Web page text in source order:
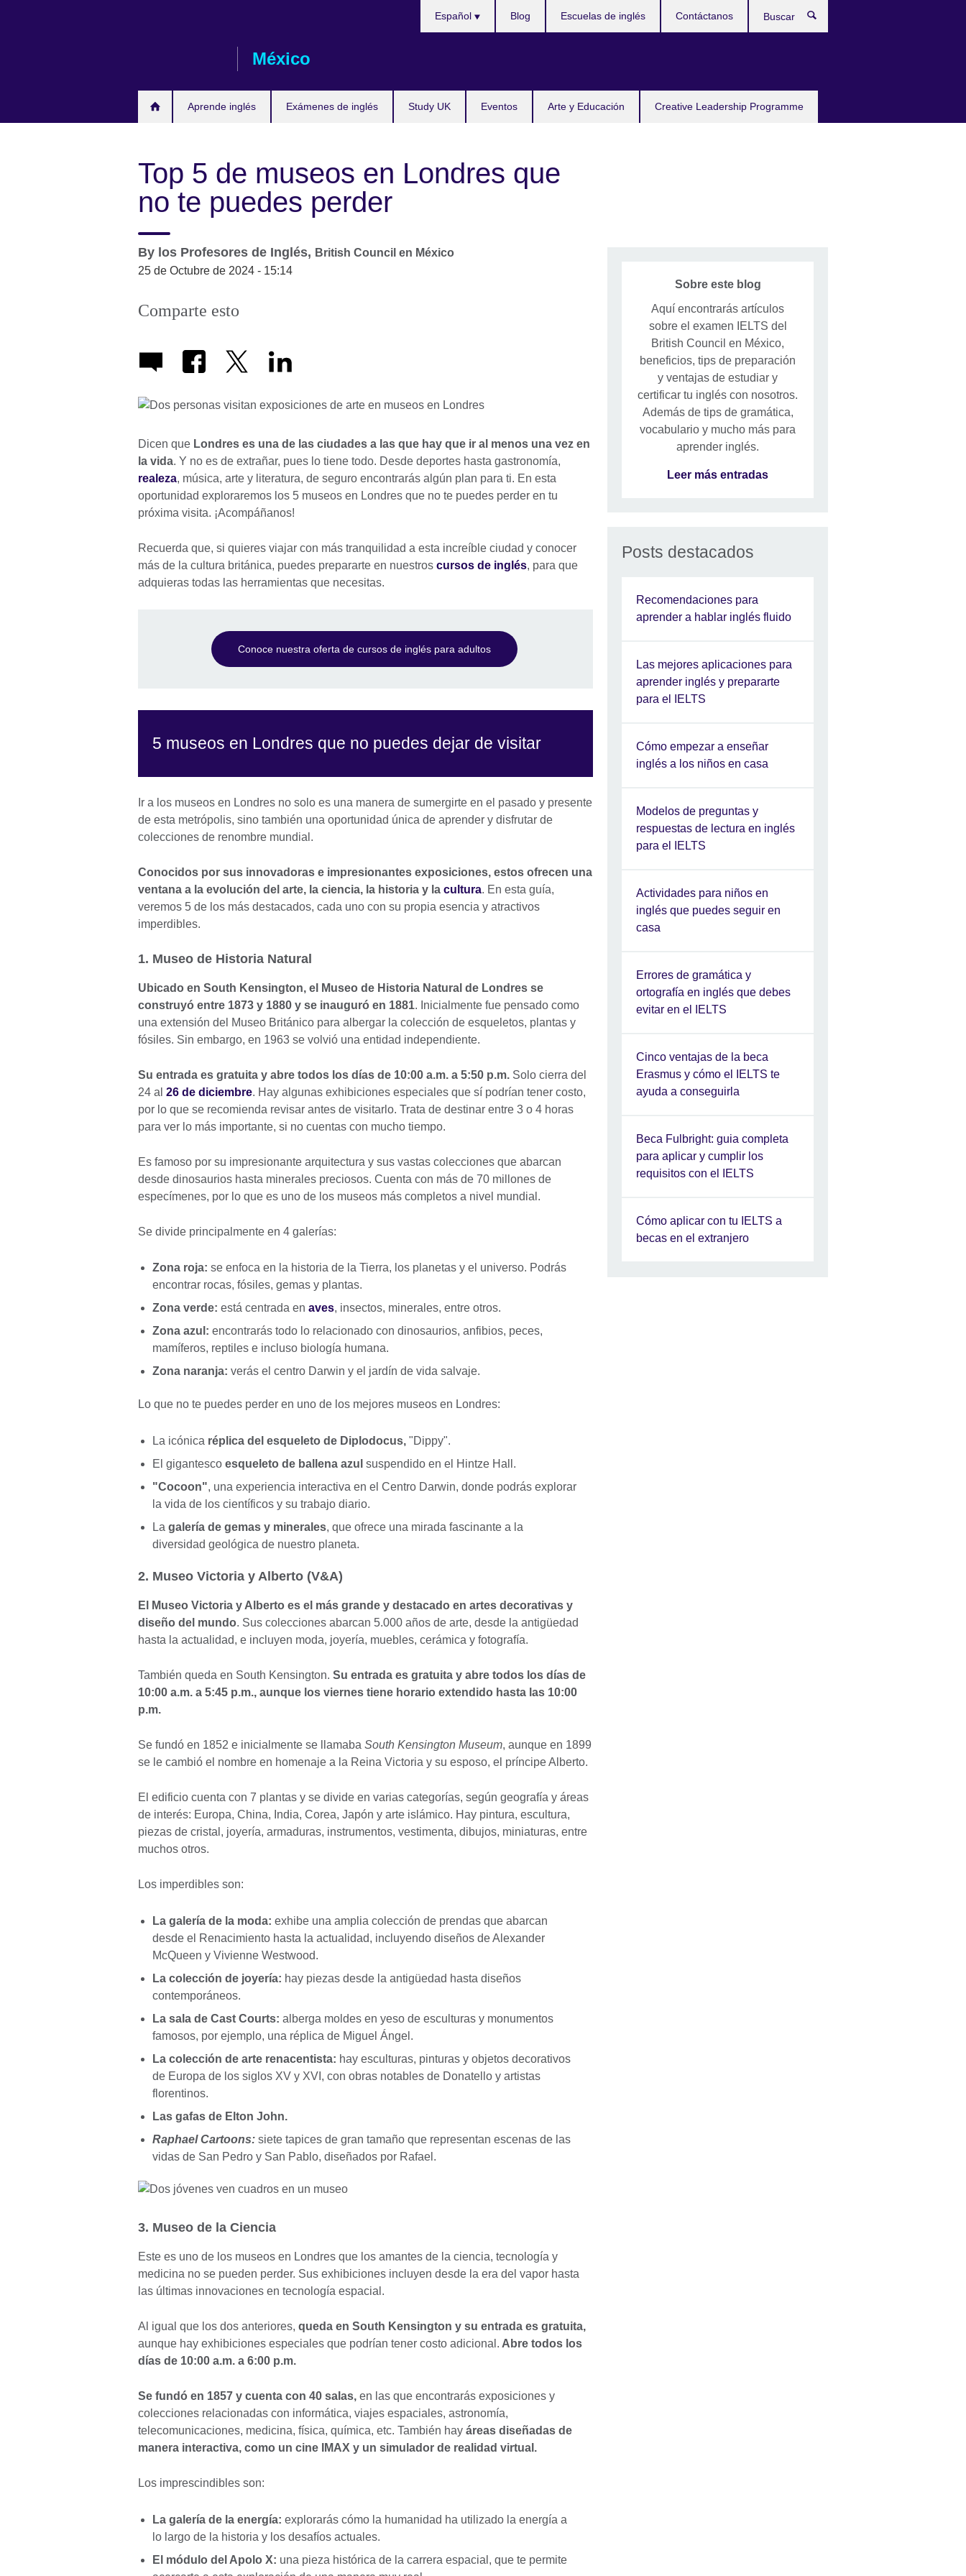
México
Aprende inglés Exámenes de inglés Study UK Eventos Arte y Educación Creative Leadership Programme
Español Blog Escuelas de inglés Contáctanos
Top 5 de museos en Londres que
no te puedes perder
By los Profesores de Inglés, British Council en México
25 de Octubre de 2024 - 15:14
Comparte esto
Dicen que Londres es una de las ciudades a las que hay que ir al menos una vez en
la vida. Y no es de extrañar, pues lo tiene todo. Desde deportes hasta gastronomía,
realeza, música, arte y literatura, de seguro encontrarás algún plan para ti. En esta
oportunidad exploraremos los 5 museos en Londres que no te puedes perder en tu
próxima visita. ¡Acompáñanos!
Recuerda que, si quieres viajar con más tranquilidad a esta increíble ciudad y conocer
más de la cultura británica, puedes prepararte en nuestros cursos de inglés, para que
adquieras todas las herramientas que necesitas.
Conoce nuestra oferta de cursos de inglés para adultos
5 museos en Londres que no puedes dejar de visitar
Ir a los museos en Londres no solo es una manera de sumergirte en el pasado y presente
de esta metrópolis, sino también una oportunidad única de aprender y disfrutar de
colecciones de renombre mundial.
Conocidos por sus innovadoras e impresionantes exposiciones, estos ofrecen una
ventana a la evolución del arte, la ciencia, la historia y la cultura. En esta guía,
veremos 5 de los más destacados, cada uno con su propia esencia y atractivos
imperdibles.
1. Museo de Historia Natural
Ubicado en South Kensington, el Museo de Historia Natural de Londres se
construyó entre 1873 y 1880 y se inauguró en 1881. Inicialmente fue pensado como
una extensión del Museo Británico para albergar la colección de esqueletos, plantas y
fósiles. Sin embargo, en 1963 se volvió una entidad independiente.
Su entrada es gratuita y abre todos los días de 10:00 a.m. a 5:50 p.m. Solo cierra del
24 al 26 de diciembre. Hay algunas exhibiciones especiales que sí podrían tener costo,
por lo que se recomienda revisar antes de visitarlo. Trata de destinar entre 3 o 4 horas
para ver lo más importante, si no cuentas con mucho tiempo.
Es famoso por su impresionante arquitectura y sus vastas colecciones que abarcan
desde dinosaurios hasta minerales preciosos. Cuenta con más de 70 millones de
especímenes, por lo que es uno de los museos más completos a nivel mundial.
Se divide principalmente en 4 galerías:
Zona roja: se enfoca en la historia de la Tierra, los planetas y el universo. Podrás
encontrar rocas, fósiles, gemas y plantas.
Zona verde: está centrada en aves, insectos, minerales, entre otros.
Zona azul: encontrarás todo lo relacionado con dinosaurios, anfibios, peces,
mamíferos, reptiles e incluso biología humana.
Zona naranja: verás el centro Darwin y el jardín de vida salvaje.
Lo que no te puedes perder en uno de los mejores museos en Londres:
La icónica réplica del esqueleto de Diplodocus, "Dippy".
El gigantesco esqueleto de ballena azul suspendido en el Hintze Hall.
"Cocoon", una experiencia interactiva en el Centro Darwin, donde podrás explorar
la vida de los científicos y su trabajo diario.
La galería de gemas y minerales, que ofrece una mirada fascinante a la
diversidad geológica de nuestro planeta.
2. Museo Victoria y Alberto (V&A)
El Museo Victoria y Alberto es el más grande y destacado en artes decorativas y
diseño del mundo. Sus colecciones abarcan 5.000 años de arte, desde la antigüedad
hasta la actualidad, e incluyen moda, joyería, muebles, cerámica y fotografía.
También queda en South Kensington. Su entrada es gratuita y abre todos los días de
10:00 a.m. a 5:45 p.m., aunque los viernes tiene horario extendido hasta las 10:00
p.m.
Se fundó en 1852 e inicialmente se llamaba South Kensington Museum, aunque en 1899
se le cambió el nombre en homenaje a la Reina Victoria y su esposo, el príncipe Alberto.
El edificio cuenta con 7 plantas y se divide en varias categorías, según geografía y áreas
de interés: Europa, China, India, Corea, Japón y arte islámico. Hay pintura, escultura,
piezas de cristal, joyería, armaduras, instrumentos, vestimenta, dibujos, miniaturas, entre
muchos otros.
Los imperdibles son:
La galería de la moda: exhibe una amplia colección de prendas que abarcan
desde el Renacimiento hasta la actualidad, incluyendo diseños de Alexander
McQueen y Vivienne Westwood.
La colección de joyería: hay piezas desde la antigüedad hasta diseños
contemporáneos.
La sala de Cast Courts: alberga moldes en yeso de esculturas y monumentos
famosos, por ejemplo, una réplica de Miguel Ángel.
La colección de arte renacentista: hay esculturas, pinturas y objetos decorativos
de Europa de los siglos XV y XVI, con obras notables de Donatello y artistas
florentinos.
Las gafas de Elton John.
Raphael Cartoons: siete tapices de gran tamaño que representan escenas de las
vidas de San Pedro y San Pablo, diseñados por Rafael.
3. Museo de la Ciencia
Este es uno de los museos en Londres que los amantes de la ciencia, tecnología y
medicina no se pueden perder. Sus exhibiciones incluyen desde la era del vapor hasta
las últimas innovaciones en tecnología espacial.
Al igual que los dos anteriores, queda en South Kensington y su entrada es gratuita,
aunque hay exhibiciones especiales que podrían tener costo adicional. Abre todos los
días de 10:00 a.m. a 6:00 p.m.
Se fundó en 1857 y cuenta con 40 salas, en las que encontrarás exposiciones y
colecciones relacionadas con informática, viajes espaciales, astronomía,
telecomunicaciones, medicina, física, química, etc. También hay áreas diseñadas de
manera interactiva, como un cine IMAX y un simulador de realidad virtual.
Los imprescindibles son:
La galería de la energía: explorarás cómo la humanidad ha utilizado la energía a
lo largo de la historia y los desafíos actuales.
El módulo del Apolo X: una pieza histórica de la carrera espacial, que te permite
Sobre este blog
Aquí encontrarás artículos
sobre el examen IELTS del
British Council en México,
beneficios, tips de preparación
y ventajas de estudiar y
certificar tu inglés con nosotros.
Además de tips de gramática,
vocabulario y mucho más para
aprender inglés.
Leer más entradas
Posts destacados
Recomendaciones para
aprender a hablar inglés fluido
Las mejores aplicaciones para
aprender inglés y prepararte
para el IELTS
Cómo empezar a enseñar
inglés a los niños en casa
Modelos de preguntas y
respuestas de lectura en inglés
para el IELTS
Actividades para niños en
inglés que puedes seguir en
casa
Errores de gramática y
ortografía en inglés que debes
evitar en el IELTS
Cinco ventajas de la beca
Erasmus y cómo el IELTS te
ayuda a conseguirla
Beca Fulbright: guia completa
para aplicar y cumplir los
requisitos con el IELTS
Cómo aplicar con tu IELTS a
becas en el extranjero